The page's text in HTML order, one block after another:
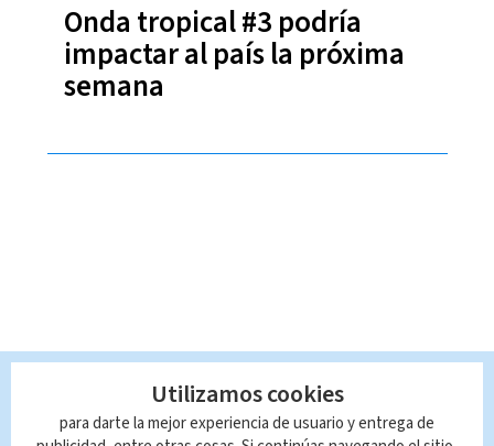
Onda tropical #3 podría
impactar al país la próxima
semana
Utilizamos cookies
para darte la mejor experiencia de usuario y entrega de